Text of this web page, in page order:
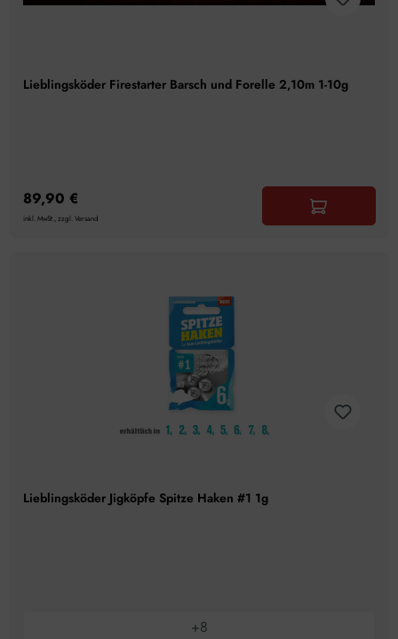
Lieblingsköder Firestarter Barsch und Forelle 2,10m 1-10g
89,90 €
inkl. MwSt., zzgl. Versand
Lieblingsköder Jigköpfe Spitze Haken #1 1g
+8